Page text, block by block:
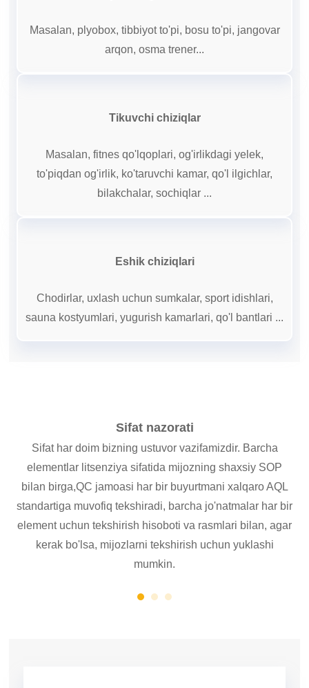
Masalan, plyobox, tibbiyot to'pi, bosu to'pi, jangovar
arqon, osma trener...
Tikuvchi chiziqlar
Masalan, fitnes qo'lqoplari, og'irlikdagi yelek,
to'piqdan og'irlik, ko'taruvchi kamar, qo'l ilgichlar,
bilakchalar, sochiqlar ...
Eshik chiziqlari
Chodirlar, uxlash uchun sumkalar, sport idishlari,
sauna kostyumlari, yugurish kamarlari, qo'l bantlari ...
Sifat nazorati
Sifat har doim bizning ustuvor vazifamizdir. Barcha
elementlar litsenziya sifatida mijozning shaxsiy SOP
bilan birga,QC jamoasi har bir buyurtmani xalqaro AQL
standartiga muvofiq tekshiradi, barcha jo'natmalar har bir
element uchun tekshirish hisoboti va rasmlari bilan, agar
kerak bo'lsa, mijozlarni tekshirish uchun yuklashi
mumkin.